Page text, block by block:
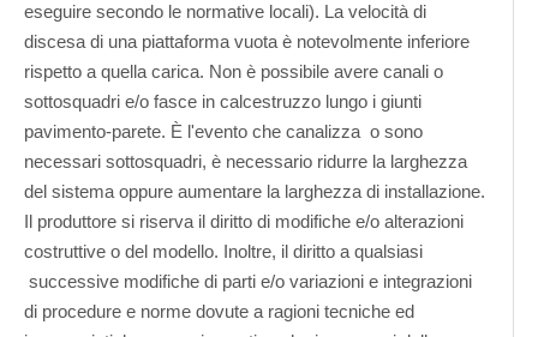
eseguire secondo le normative locali). La velocità di
discesa di una piattaforma vuota è notevolmente inferiore
rispetto a quella carica. Non è possibile avere canali o
sottosquadri e/o fasce in calcestruzzo lungo i giunti
pavimento-parete. È l'evento che canalizza o sono
necessari sottosquadri, è necessario ridurre la larghezza
del sistema oppure aumentare la larghezza di installazione.
Il produttore si riserva il diritto di modifiche e/o alterazioni
costruttive o del modello. Inoltre, il diritto a qualsiasi
successive modifiche di parti e/o variazioni e integrazioni
di procedure e norme dovute a ragioni tecniche ed